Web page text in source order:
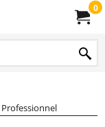
0
Professionnel